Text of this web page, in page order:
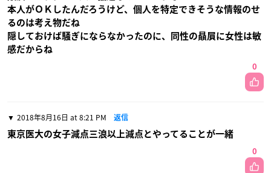
本人がＯＫしたんだろうけど、個人を特定できそうな情報のせ
るのは考え物だね
隠しておけば騒ぎにならなかったのに、同性の贔屓に女性は敏
感だからね
0
2018年8月16日 at 8:21 PM 返信
東京医大の女子減点三浪以上減点とやってることが一緒
0